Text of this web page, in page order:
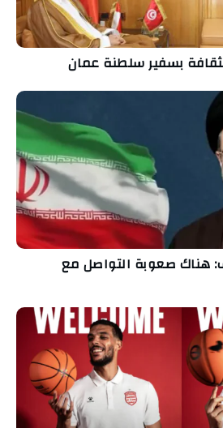
بسفير سلطنة عمان
هناك صعوبة التواصل مع